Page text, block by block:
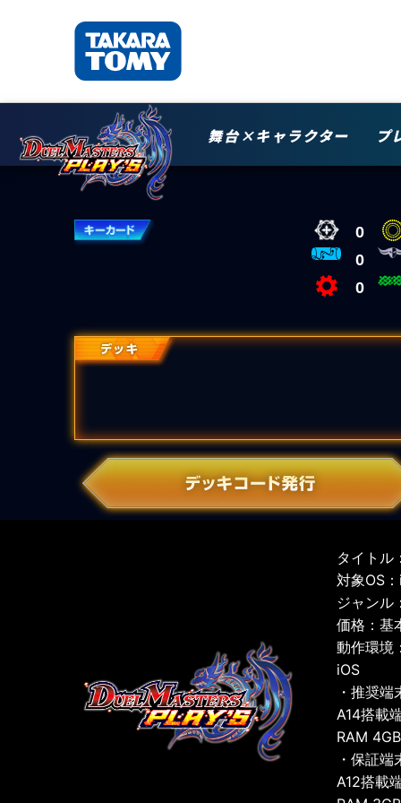
舞台×キャラクター プ
0
0
0
タイトル
対象OS
ジャンル
価格：基
動作環境
iOS
・推奨端
A14搭載
RAM
・保証端
A12搭載